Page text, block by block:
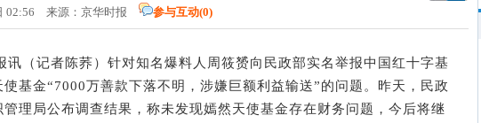
02:56 来源：京华时报 参与互动(0)
（记者陈荞）针对知名爆料人周筱赟向民政部实名举报中国红十字基
使基金“7000万善款下落不明，涉嫌巨额利益输送”的问题。昨天，民政
管理局公布调查结果，称未发现嫣然天使基金存在财务问题，今后将继